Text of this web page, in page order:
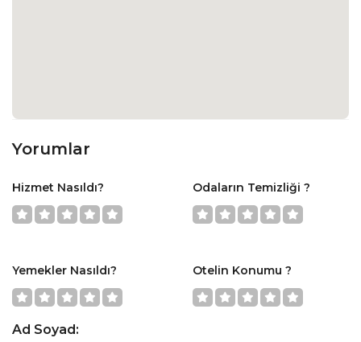
Yorumlar
Hizmet Nasıldı? Odaların Temizliği ?
Yemekler Nasıldı? Otelin Konumu ?
Ad Soyad: